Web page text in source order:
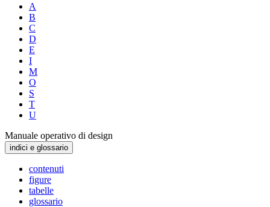
A
B
C
D
E
I
M
O
S
T
U
Manuale operativo di design
indici e glossario
contenuti
figure
tabelle
glossario